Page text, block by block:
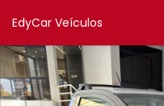
EdyCar Veículos